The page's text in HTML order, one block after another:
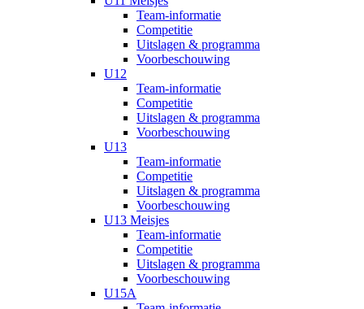
Team-informatie
Competitie
Uitslagen & programma
Voorbeschouwing
U12
Team-informatie
Competitie
Uitslagen & programma
Voorbeschouwing
U13
Team-informatie
Competitie
Uitslagen & programma
Voorbeschouwing
U13 Meisjes
Team-informatie
Competitie
Uitslagen & programma
Voorbeschouwing
U15A